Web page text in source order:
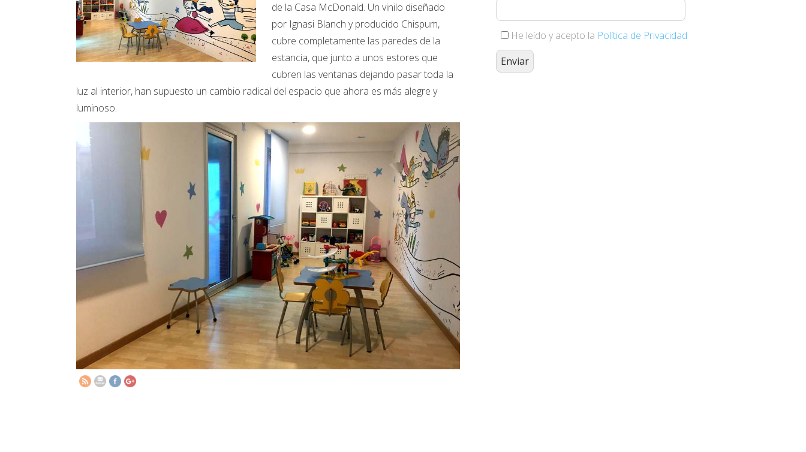
de la Casa McDonald. Un vinilo diseñado
por Ignasi Blanch y producido Chispum,
cubre completamente las paredes de la
estancia, que junto a unos estores que
cubren las ventanas dejando pasar toda la
luz al interior, han supuesto un cambio radical del espacio que ahora es más alegre y
luminoso.
http://www.elsomnidelsnens.org/2020/06/humanizacion-
sala-de-
juegos.html">
He leído y acepto la Política de Privacidad